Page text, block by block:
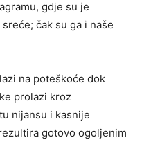
gdje su je
čak su ga i naše
na poteškoće dok
prolazi kroz
nijansu i kasnije
gotovo ogoljenim